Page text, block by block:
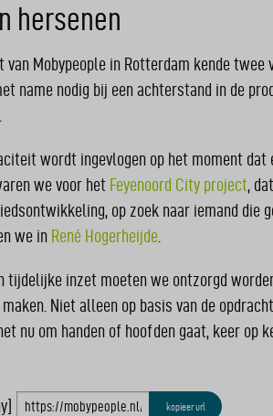
hersenen
Mobypeople in Rotterdam kende twee
name nodig bij een achterstand in de
wordt ingevlogen op het moment
we voor het Feyenoord City project,
op zoek naar iemand die
we in René Hogerheijde
tijdelijke inzet moeten we ontzorgd
Niet alleen op basis van de
nu om handen of hoofden gaat, keer op
kopieer url